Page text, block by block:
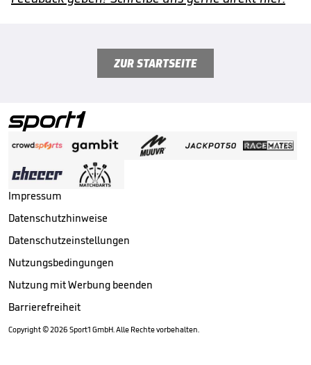
ZUR STARTSEITE
Impressum
Datenschutzhinweise
Datenschutzeinstellungen
Nutzungsbedingungen
Nutzung mit Werbung beenden
Barrierefreiheit
Copyright ©2026 Sport1 GmbH. Alle Rechte vorbehalten.